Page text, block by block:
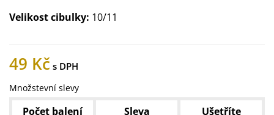
Velikost cibulky: 10/11
49 Kč
Množstevní slevy
Počet balení Sleva
Ušetříte